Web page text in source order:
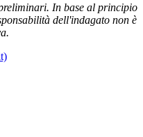
In base al principio
dell'indagato non è